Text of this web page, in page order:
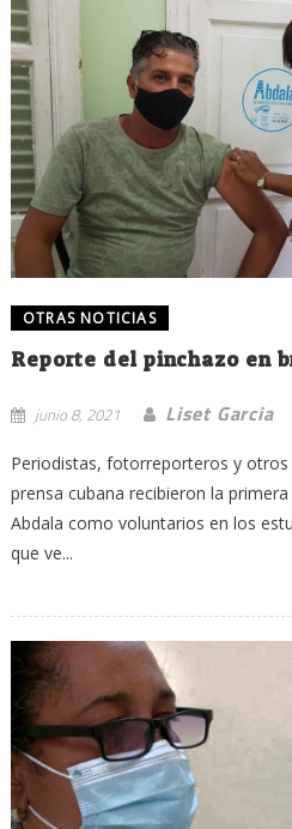
OTRAS NOTICIAS
Reporte del pinchazo en
junio 8, 2021 Liset Garcia
Periodistas, fotorreporteros y
prensa cubana recibieron la
Abdala como voluntarios en los
que ve...